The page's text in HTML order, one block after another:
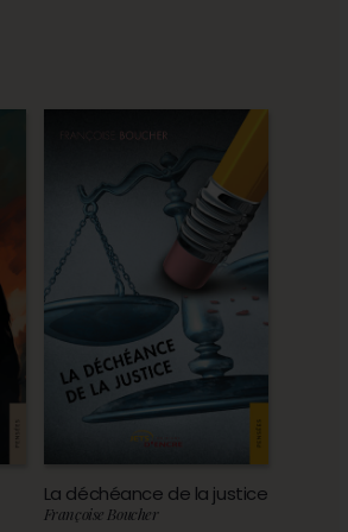
La déchéance de la justice
Françoise Boucher